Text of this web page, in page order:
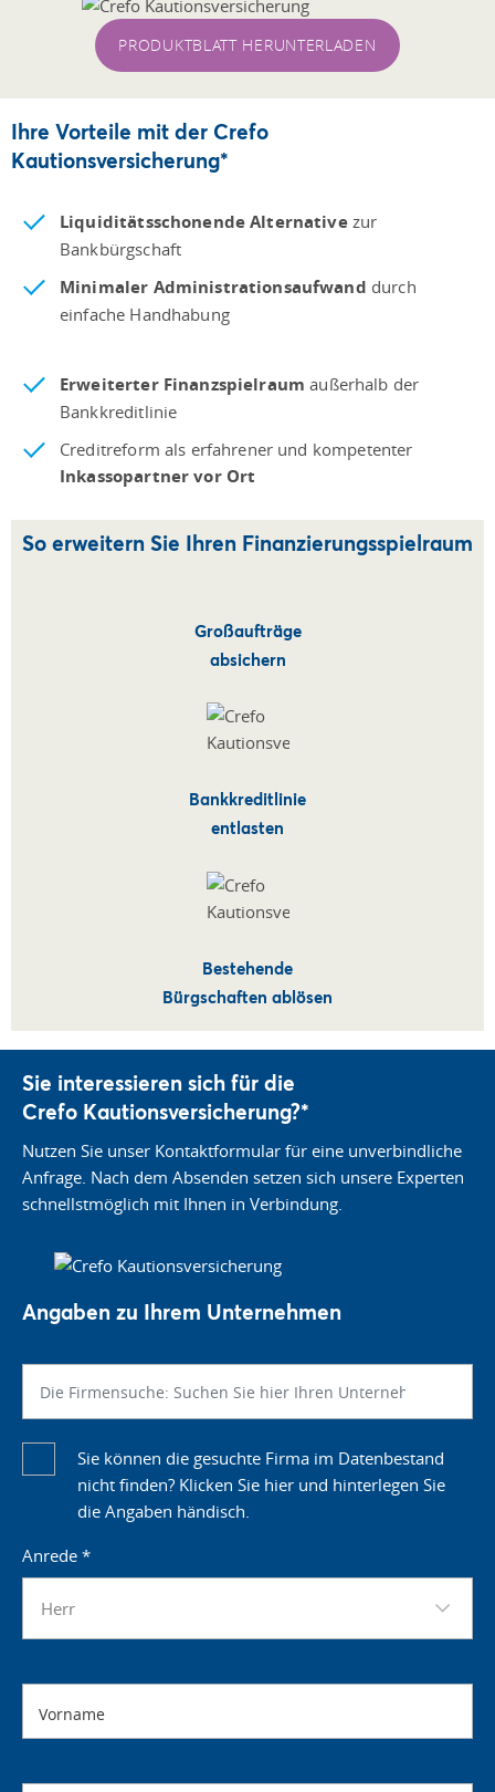
PRODUKTBLATT HERUNTERLADEN
Ihre Vorteile mit der Crefo
Kautionsversicherung*
Liquiditätsschonende Alternativezur
Bankbürgschaft
Minimaler Administrationsaufwand durch
einfache Handhabung
Erweiterter Finanzspielraumaußerhalb der
Bankkreditlinie
Creditreform als erfahrener und kompetenter
Inkassopartner vor Ort
So erweitern Sie Ihren Finanzierungsspielraum
Großaufträge
absichern
Bankkreditlinie
entlasten
Bestehende
Bürgschaften ablösen
Sie interessieren sich für die
Crefo Kautionsversicherung?*
Nutzen Sie unser Kontaktformular für eine unverbindliche
Anfrage. Nach dem Absenden setzen sich unsere Experten
schnellstmöglich mit Ihnen in Verbindung.
Angaben zu Ihrem Unternehmen
Sie können die gesuchte Firma im Datenbestand
nicht finden? Klicken Sie hier und hinterlegen Sie
die Angaben händisch.
Anrede *
Herr
Vorname